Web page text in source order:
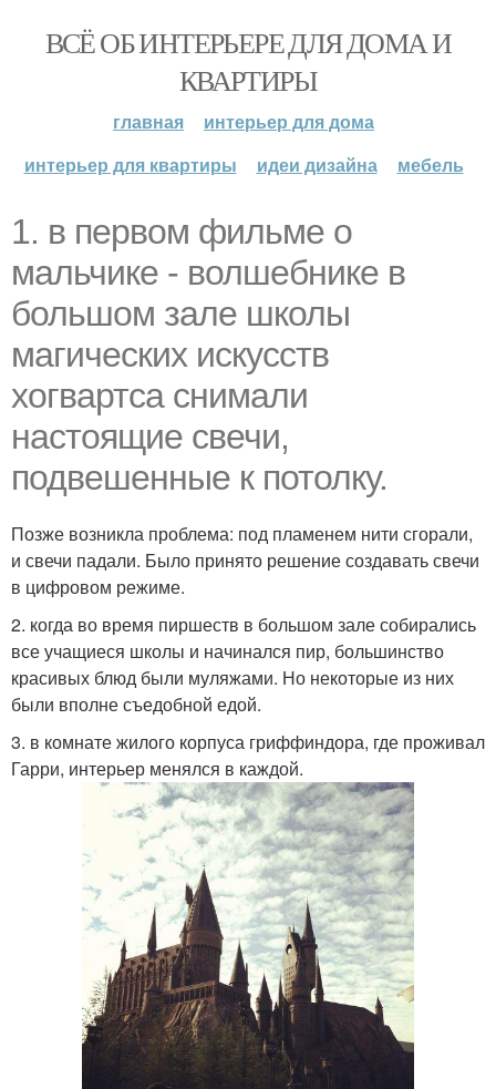
ВСЁ ОБ ИНТЕРЬЕРЕ ДЛЯ ДОМА И
КВАРТИРЫ
главная
интерьер для дома
интерьер для квартиры
идеи дизайна мебель
1. в первом фильме о
мальчике - волшебнике в
большом зале школы
магических искусств
хогвартса снимали
настоящие свечи,
подвешенные к потолку.
Позже возникла проблема: под пламенем нити сгорали,
и свечи падали. Было принято решение создавать свечи
в цифровом режиме.
2. когда во время пиршеств в большом зале собирались
все учащиеся школы и начинался пир, большинство
красивых блюд были муляжами. Но некоторые из них
были вполне съедобной едой.
3. в комнате жилого корпуса гриффиндора, где проживал
Гарри, интерьер менялся в каждой.